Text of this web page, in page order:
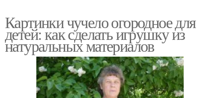
Картинки чучело огородное для
детей: как сделать игрушку из
натуральных материалов